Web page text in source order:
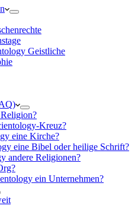
Geistliche
Kreuz?
eine Kirche?
eine Bibel oder heilige Schrift?
andere Religionen?
ein Unternehmen?